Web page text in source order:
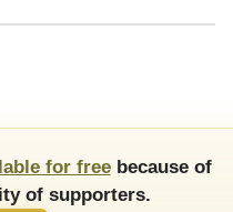
for freebecause of
of supporters.